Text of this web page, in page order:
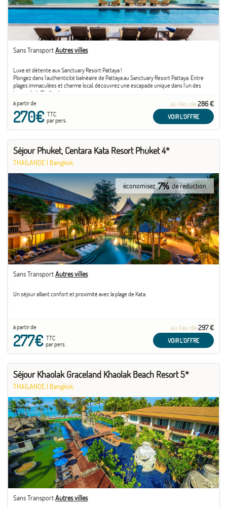
Sans TransportAutres villes
Luxe et détente aux Sanctuary Resort Pattaya !
Plongez dans l'authenticité balnéaire de Pattaya au Sanctuary Resort Pattaya. Entre
plages immaculées et charme local, découvrez une escapade unique dans l'un des
joyaux de la Thaïlande.
à partir de
270€TTC
par pers.
au lieu de286 €
VOIR L'OFFRE
Séjour Phuket, Centara Kata Resort Phuket 4*
THAÏLANDE | Bangkok
économisez 7% de réduction
Sans TransportAutres villes
Un séjour alliant confort et proximité avec la plage de Kata.
à partir de
277€TTC
par pers.
au lieu de297 €
VOIR L'OFFRE
Séjour Khaolak Graceland Khaolak Beach Resort 5*
THAÏLANDE | Bangkok
Sans TransportAutres villes